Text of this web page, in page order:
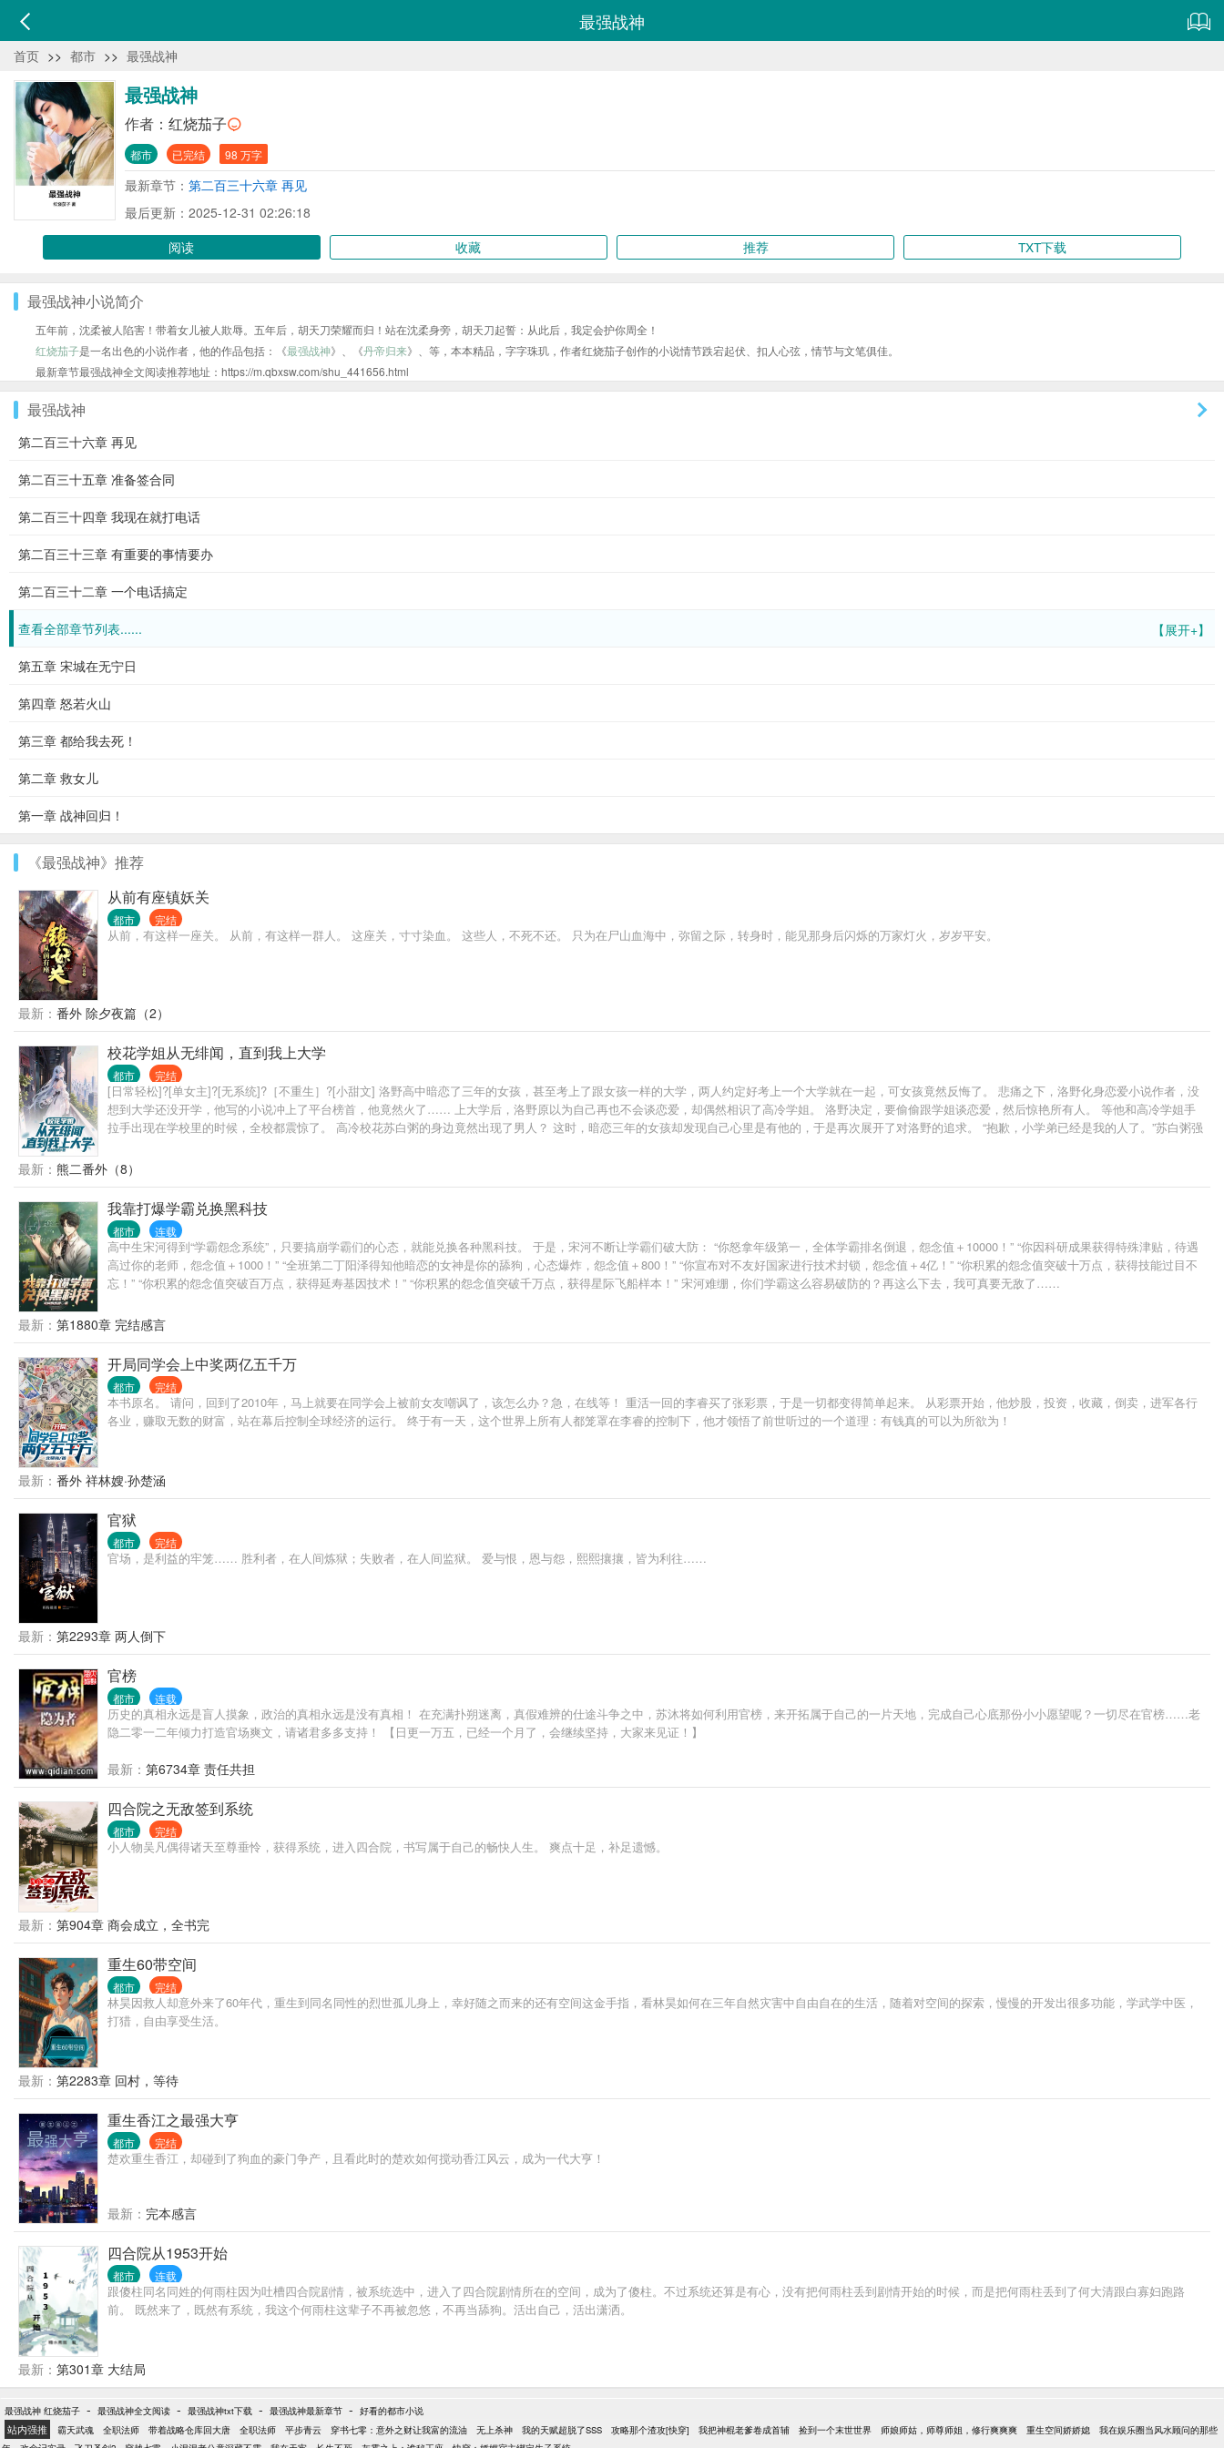
最强战神
首页 >> 都市 >> 最强战神
最强战神
作者： 红烧茄子
都市 已完结 98 万字
最新章节： 第二百三十六章 再见
最后更新：2025-12-31 02:26:18
阅读
收藏 推荐 TXT下载
最强战神小说简介
五年前，沈柔被人陷害！带着女儿被人欺辱。五年后，胡天刀荣耀而归！站在沈柔身旁，胡天刀起誓：从此后，我定会护你周全！
红烧茄子是一名出色的小说作者，他的作品包括：《最强战神》、《丹帝归来》、等，本本精品，字字珠玑，作者红烧茄子创作的小说情节跌宕起伏、扣人心弦，情节与文笔俱佳。
最新章节最强战神全文阅读推荐地址：https://m.qbxsw.com/shu_441656.html
最强战神
第二百三十六章 再见
第二百三十五章 准备签合同
第二百三十四章 我现在就打电话
第二百三十三章 有重要的事情要办
第二百三十二章 一个电话搞定
【展开+】
查看全部章节列表......
第五章 宋城在无宁日
第四章 怒若火山
第三章 都给我去死！
第二章 救女儿
第一章 战神回归！
《最强战神》推荐
从前有座镇妖关
都市 完结
从前，有这样一座关。 从前，有这样一群人。 这座关，寸寸染血。 这些人，不死不还。 只为在尸山血海中，弥留之际，转身时，能见那身后闪烁的万家灯火，岁岁平安。
最新： 番外 除夕夜篇（2）
校花学姐从无绯闻，直到我上大学
都市 完结
[日常轻松]?[单女主]?[无系统]?［不重生］?[小甜文] 洛野高中暗恋了三年的女孩，甚至考上了跟女孩一样的大学，两人约定好考上一个大学就在一起，可女孩竟然反悔了。 悲痛之下，洛野化身恋爱小说作者，没
想到大学还没开学，他写的小说冲上了平台榜首，他竟然火了…… 上大学后，洛野原以为自己再也不会谈恋爱，却偶然相识了高冷学姐。 洛野决定，要偷偷跟学姐谈恋爱，然后惊艳所有人。 等他和高冷学姐手
拉手出现在学校里的时候，全校都震惊了。 高冷校花苏白粥的身边竟然出现了男人？ 这时，暗恋三年的女孩却发现自己心里是有他的，于是再次展开了对洛野的追求。 “抱歉，小学弟已经是我的人了。”苏白粥强
最新： 熊二番外（8）
我靠打爆学霸兑换黑科技
都市 连载
高中生宋河得到“学霸怨念系统”，只要搞崩学霸们的心态，就能兑换各种黑科技。 于是，宋河不断让学霸们破大防： “你怒拿年级第一，全体学霸排名倒退，怨念值＋10000！” “你因科研成果获得特殊津贴，待遇
高过你的老师，怨念值＋1000！” “全班第二丁阳泽得知他暗恋的女神是你的舔狗，心态爆炸，怨念值＋800！” “你宣布对不友好国家进行技术封锁，怨念值＋4亿！” “你积累的怨念值突破十万点，获得技能过目不
忘！” “你积累的怨念值突破百万点，获得延寿基因技术！” “你积累的怨念值突破千万点，获得星际飞船样本！” 宋河难绷，你们学霸这么容易破防的？再这么下去，我可真要无敌了……
最新： 第1880章 完结感言
开局同学会上中奖两亿五千万
都市 完结
本书原名。 请问，回到了2010年，马上就要在同学会上被前女友嘲讽了，该怎么办？急，在线等！ 重活一回的李睿买了张彩票，于是一切都变得简单起来。 从彩票开始，他炒股，投资，收藏，倒卖，进军各行
各业，赚取无数的财富，站在幕后控制全球经济的运行。 终于有一天，这个世界上所有人都笼罩在李睿的控制下，他才领悟了前世听过的一个道理：有钱真的可以为所欲为！
最新： 番外 祥林嫂·孙楚涵
官狱
都市 完结
官场，是利益的牢笼…… 胜利者，在人间炼狱；失败者，在人间监狱。 爱与恨，恩与怨，熙熙攘攘，皆为利往……
最新： 第2293章 两人倒下
官榜
都市 连载
历史的真相永远是盲人摸象，政治的真相永远是没有真相！ 在充满扑朔迷离，真假难辨的仕途斗争之中，苏沐将如何利用官榜，来开拓属于自己的一片天地，完成自己心底那份小小愿望呢？一切尽在官榜……老
隐二零一二年倾力打造官场爽文，请诸君多多支持！ 【日更一万五，已经一个月了，会继续坚持，大家来见证！】
最新： 第6734章 责任共担
四合院之无敌签到系统
都市 完结
小人物吴凡偶得诸天至尊垂怜，获得系统，进入四合院，书写属于自己的畅快人生。 爽点十足，补足遗憾。
最新： 第904章 商会成立，全书完
重生60带空间
都市 完结
林昊因救人却意外来了60年代，重生到同名同性的烈世孤儿身上，幸好随之而来的还有空间这金手指，看林昊如何在三年自然灾害中自由自在的生活，随着对空间的探索，慢慢的开发出很多功能，学武学中医，
打猎，自由享受生活。
最新： 第2283章 回村，等待
重生香江之最强大亨
都市 完结
楚欢重生香江，却碰到了狗血的豪门争产，且看此时的楚欢如何搅动香江风云，成为一代大亨！
最新： 完本感言
四合院从1953开始
都市 连载
跟傻柱同名同姓的何雨柱因为吐槽四合院剧情，被系统选中，进入了四合院剧情所在的空间，成为了傻柱。不过系统还算是有心，没有把何雨柱丢到剧情开始的时候，而是把何雨柱丢到了何大清跟白寡妇跑路
前。 既然来了，既然有系统，我这个何雨柱这辈子不再被忽悠，不再当舔狗。活出自己，活出潇洒。
最新： 第301章 大结局
最强战神 红烧茄子 - 最强战神全文阅读 - 最强战神txt下载 - 最强战神最新章节 - 好看的都市小说
站内强推 霸天武魂 全职法师 带着战略仓库回大唐 全职法师 平步青云 穿书七零：意外之财让我富的流油 无上杀神 我的天赋超脱了SSS 攻略那个渣攻[快穿] 我把神棍老爹卷成首辅 捡到一个末世世界 师娘师姑，师尊师姐，修行爽爽爽 重生空间娇娇媳
我在娱乐圈当风水顾问的那些